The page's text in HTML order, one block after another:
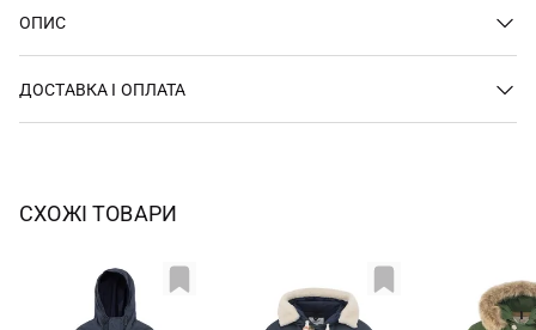
ОПИС
ДОСТАВКА І ОПЛАТА
СХОЖІ ТОВАРИ